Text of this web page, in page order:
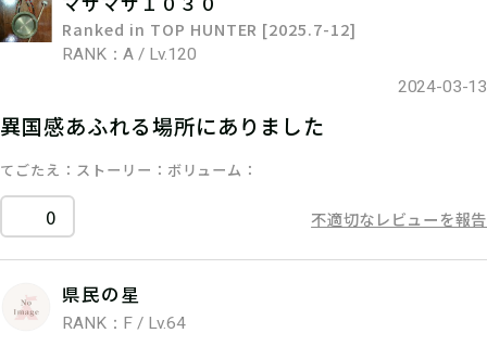
Ranked in TOP HUNTER [2025.7-12]
RANK：A / Lv.120
2024-03-13
異国感あふれる場所にありました
てごたえ ストーリー ボリューム
0 不適切なレビューを報告
県民の星
RANK：F / Lv.64